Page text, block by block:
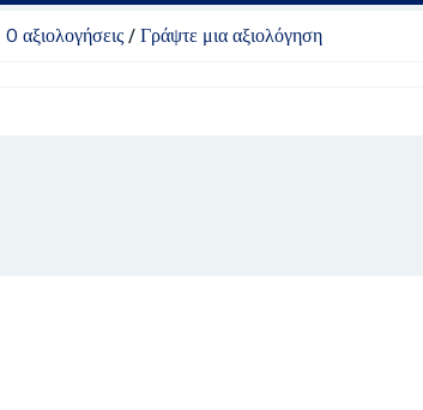
0 αξιολογήσεις/ Γράψτε μια αξιολόγηση